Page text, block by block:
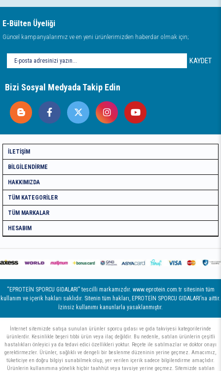
E-Bülten Üyeliği
Güncel kampanyalarımız ve en yeni ürünlerimizden haberdar olmak için;
KAYDET
Bizi Sosyal Medyada Takip Edin
İLETIŞIM
BILGILENDIRME
HAKKIMIZDA
TÜM KATEGORILER
TÜM MARKALAR
HESABIM
“EPROTEİN SPORCU GIDALARI” tescilli markamızdır. www.eprotein.com.tr sitesinin tüm
kullanım ve içerik hakları saklıdır. Sitenin tüm hakları, EPROTEİN SPORCU GIDALARI’na aittir.
İzinsiz kullanımı kanunlarla yasaklanmıştır.
İnternet sitemizde satışa sunulan ürünler sporcu gıdası ve gıda takviyesi kategorilerinde
ürünlerdir. Kesinlikle beşeri tıbbi ürün veya ilaç değildir. Bu nedenle, satılan ürünlerin çeşitli
hastalıkları önleyici ya da tedavi edici özellikleri yoktur. Reçete ile satılmazlar ve doktor onayı
gerektirmezler. Ürünler, sağlıklı ve dengeli bir beslenme düzeninin yerine geçmez. Amacımız,
tüketiciye en doğru bilgiyi sunabilmek olup, yer verilen içerik sadece bilgilendirme amaçlıdır.
Ürünlerin kullanımına yönelik hiçbir taahhüt veya tavsiye yerine geçmez. Sitemizde satılan